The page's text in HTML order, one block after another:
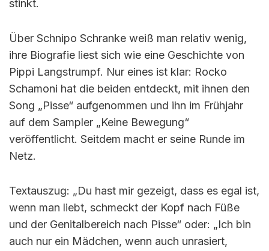
stinkt.
Über Schnipo Schranke weiß man relativ wenig,
ihre Biografie liest sich wie eine Geschichte von
Pippi Langstrumpf. Nur eines ist klar: Rocko
Schamoni hat die beiden entdeckt, mit ihnen den
Song „Pisse“ aufgenommen und ihn im Frühjahr
auf dem Sampler „Keine Bewegung“
veröffentlicht. Seitdem macht er seine Runde im
Netz.
Textauszug: „Du hast mir gezeigt, dass es egal ist,
wenn man liebt, schmeckt der Kopf nach Füße
und der Genitalbereich nach Pisse“ oder: „Ich bin
auch nur ein Mädchen, wenn auch unrasiert,